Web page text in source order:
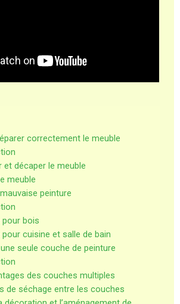
correctement le meuble
et décaper le meuble
meuble
peinture
pour bois
pour cuisine et salle de bain
seule couche de peinture
des couches multiples
de séchage entre les couches